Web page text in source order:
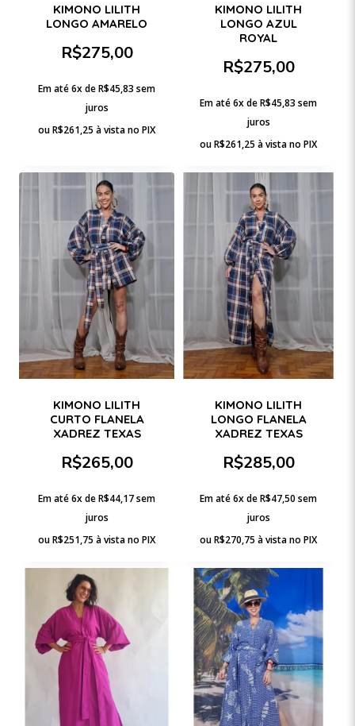
KIMONO LILITH
LONGO AMARELO
R$275,00
Em até 6x deR$45,83 sem
juros
ouR$261,25 à vista no PIX
KIMONO LILITH
LONGO AZUL
ROYAL
R$275,00
Em até 6x deR$45,83 sem
juros
ouR$261,25 à vista no PIX
KIMONO LILITH
CURTO FLANELA
XADREZ TEXAS
R$265,00
Em até 6x deR$44,17sem
juros
ouR$251,75 à vista no PIX
KIMONO LILITH
LONGO FLANELA
XADREZ TEXAS
R$285,00
Em até 6x deR$47,50 sem
juros
ouR$270,75 à vista no PIX